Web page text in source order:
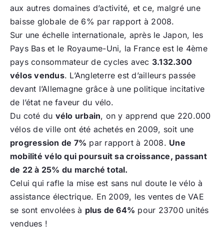
aux autres domaines d’activité, et ce, malgré une
baisse globale de 6% par rapport à 2008.
Sur une échelle internationale, après le Japon, les
Pays Bas et le Royaume-Uni, la France est le 4ème
pays consommateur de cycles avec 3.132.300
vélos vendus. L’Angleterre est d’ailleurs passée
devant l’Allemagne grâce à une politique incitative
de l’état ne faveur du vélo.
Du coté du vélo urbain, on y apprend que 220.000
vélos de ville ont été achetés en 2009, soit une
progression de 7% par rapport à 2008. Une
mobilité vélo qui poursuit sa croissance, passant
de 22 à 25% du marché total.
Celui qui rafle la mise est sans nul doute le vélo à
assistance électrique. En 2009, les ventes de VAE
se sont envolées à plus de 64% pour 23700 unités
vendues !